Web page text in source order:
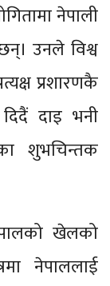
नेपाली
उनले विश्व
प्रशारणकै
दाइ भनी
शुभचिन्तक
खेलको
नेपाललाई